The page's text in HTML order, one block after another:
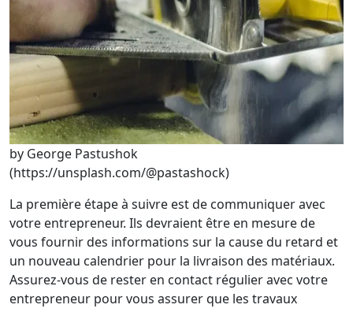
by George Pastushok
(https://unsplash.com/@pastashock)
La première étape à suivre est de communiquer avec
votre entrepreneur. Ils devraient être en mesure de
vous fournir des informations sur la cause du retard et
un nouveau calendrier pour la livraison des matériaux.
Assurez-vous de rester en contact régulier avec votre
entrepreneur pour vous assurer que les travaux